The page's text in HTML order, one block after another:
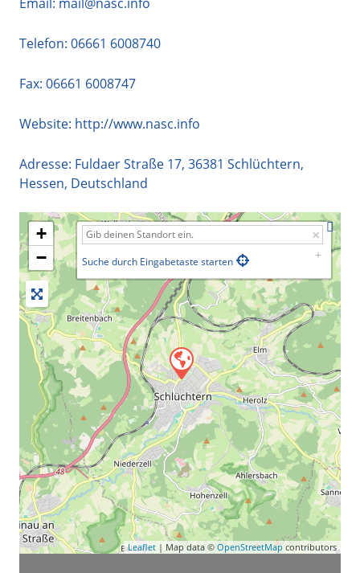
Telefon: 06661 6008740
Fax: 06661 6008747
Website: http://www.nasc.info
Adresse: Fuldaer Straße 17, 36381 Schlüchtern,
Hessen, Deutschland
+
−
Suche durch Eingabetaste starten
Leaflet | Map data © OpenStreetMap contributors